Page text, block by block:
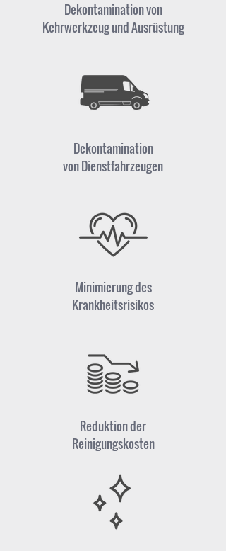
Dekontamination von
Kehrwerkzeug und Ausrüstung
Dekontamination
von Dienstfahrzeugen
Minimierung des
Krankheitsrisikos
Reduktion der
Reinigungskosten